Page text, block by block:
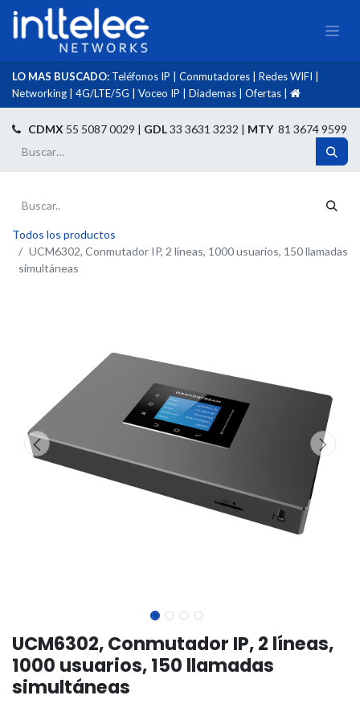
LO MAS BUSCADO: Teléfonos IP Conmutadores Redes WIFI
Networking
4G/LTE/5G Voceo IP Diademas Ofertas
CDMX 55 5087 0029 | GDL33 3631 3232 | MTY81 3674 9599
Todos los productos
UCM6302, Conmutador IP, 2 líneas, 1000 usuarios, 150 llamadas
simultáneas
UCM6302, Conmutador IP, 2 líneas,
1000 usuarios, 150 llamadas
simultáneas